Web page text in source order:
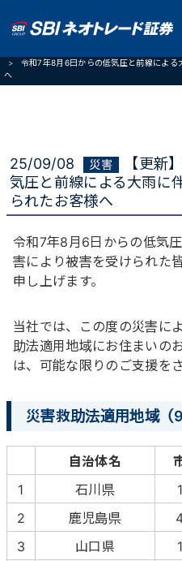
令和7年8月6日からの低気圧と前線によ
へ
25/09/08
【更新
気圧と前線による大雨に
られたお客様へ
令和7年8月6日からの低気
害により被害を受けられた
申し上げます。
当社では、この度の災害に
助法適用地域にお住まいの
は、可能な限りのご支援を
災害救助法適用地域（
自治体名
1
石川県 1
2
鹿児島県
3
山口県 1